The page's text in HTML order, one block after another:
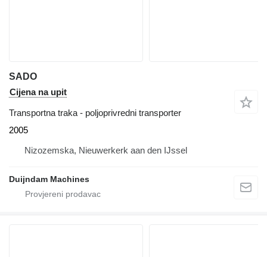
SADO
Cijena na upit
Transportna traka - poljoprivredni transporter
2005
Nizozemska, Nieuwerkerk aan den IJssel
Duijndam Machines